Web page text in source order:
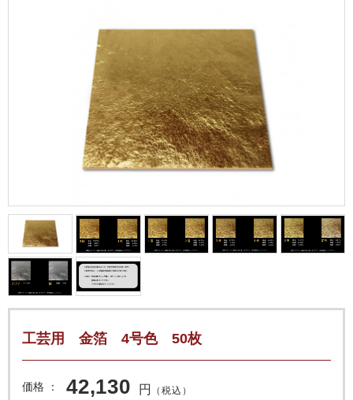
工芸用 金箔 4号色 50枚
価格 42,130 円 （税込）